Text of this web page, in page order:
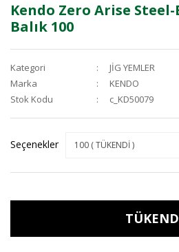
Kendo Zero Arise Steel-
Balık 100
Kategori
JİG YEMLER
Marka
KENDO
Stok Kodu
c_KD50079
Seçenekler